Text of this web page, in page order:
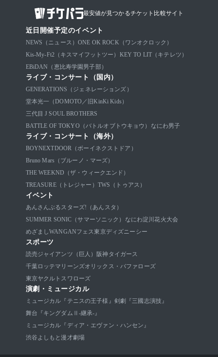
最安値が見つかるチケット比較サイト
近日開催予定のイベント
NEWS（ニュース） ONE OK ROCK（ワンオクロック）
Kis-My-Ft2（キスマイフットツー） KEY TO LIT（キテレツ）
EBiDAN（恵比寿学園男子部）
ライブ・コンサート（国内）
GENERATIONS（ジェネレーションズ）
堂本光一（DOMOTO／旧KinKi Kids）
三代目 J SOUL BROTHERS
BATTLE OF TOKYO（バトルオブトウキョウ）
なにわ男子
ライブ・コンサート（海外）
BOYNEXTDOOR（ボーイネクストドア）
Bruno Mars（ブルーノ・マーズ）
THE WEEKND（ザ・ウィークエンド）
TREASURE（トレジャー） TWS（トゥアス）
イベント
あんさんぶるスターズ!（あんスタ）
SUMMER SONIC（サマーソニック） なにわ淀川花火大会
めざましWANGANフェス東京ディズニーシー
スポーツ
読売ジャイアンツ（巨人）
阪神タイガース
千葉ロッテマリーンズオリックス・バファローズ
東京ヤクルトスワローズ
演劇・ミュージカル
ミュージカル『テニスの王子様』 剣劇『三國志演技』
舞台『キングダムⅡ-継承-』
ミュージカル『ディア・エヴァン・ハンセン』
渋谷よしもと漫才劇場